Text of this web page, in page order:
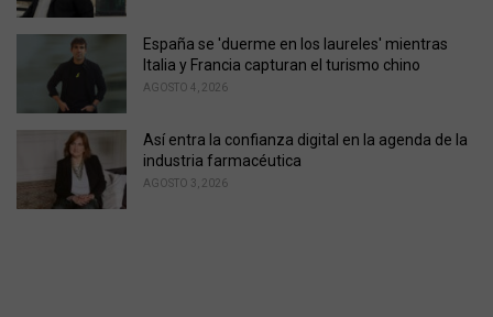
España se 'duerme en los laureles' mientras
Italia y Francia capturan el turismo chino
AGOSTO 4, 2026
Así entra la confianza digital en la agenda de la
industria farmacéutica
AGOSTO 3, 2026